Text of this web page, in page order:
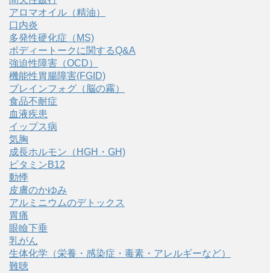
アロマオイル（精油）
口内炎
多発性硬化症（MS)
ボディートークに関するQ&A
強迫性障害（OCD）
機能性胃腸障害(FGID)
ブレインフォグ（脳の霧）
食品不耐症
血液疾患
イップス病
気胸
成長ホルモン（HGH・GH)
ビタミンB12
動悸
皮膚のかゆみ
アルミニウムのデトックス
胃痛
眼瞼下垂
乳がん
生体化学（栄養・感染症・毒素・アレルギーなど）
難聴